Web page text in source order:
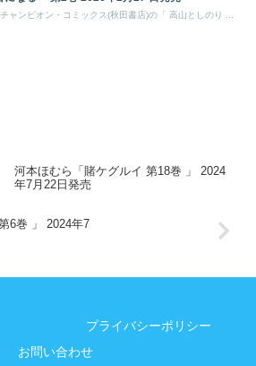
ヤングチャンピオン・コミックス(秋田書店)の「 高山としのり ...
河本ほむら「賭ケグルイ 第18巻 」 2024
年7月22日発売
6巻 」 2024年7
プライバシーポリシー
お問い合わせ